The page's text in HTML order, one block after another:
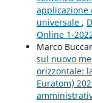
universale ,
Online 1-
Marco
sul nuovo
orizzontale:
Euratom)